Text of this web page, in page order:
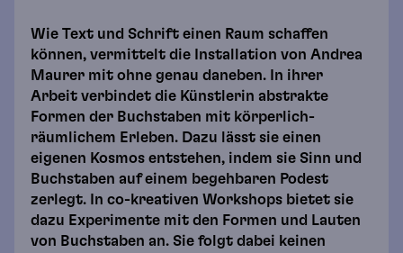
Wie Text und Schrift einen Raum schaffen
können, vermittelt die Installation von Andrea
Maurer mit ohne genau daneben. In ihrer
Arbeit verbindet die Künstlerin abstrakte
Formen der Buchstaben mit körperlich-
räumlichem Erleben. Dazu lässt sie einen
eigenen Kosmos entstehen, indem sie Sinn und
Buchstaben auf einem begehbaren Podest
zerlegt. In co-kreativen Workshops bietet sie
dazu Experimente mit den Formen und Lauten
von Buchstaben an. Sie folgt dabei keinen